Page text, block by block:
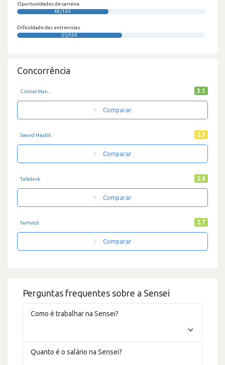
Perguntas frequentes sobre a Sensei
Como é trabalhar na Sensei?
Quanto é o salário na Sensei?
Oportunidades de carreira
48/100
Dificuldade das entrevistas
55/100
Concorrência
Critical Man... 3.1
Comparar
Sword Health 2.3
Comparar
Talkdesk 2.6
Comparar
Farfetch 2.7
Comparar